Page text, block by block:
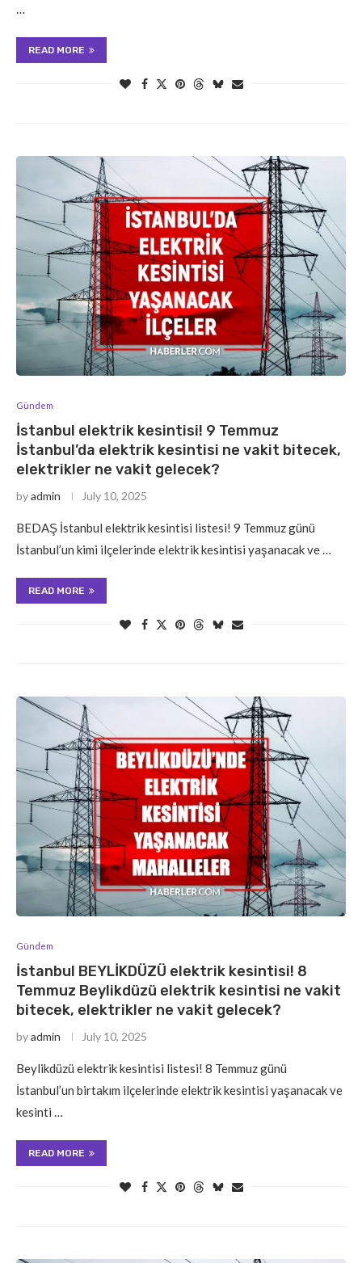
…
READ MORE
Gündem
İstanbul elektrik kesintisi! 9 Temmuz
İstanbul’da elektrik kesintisi ne vakit bitecek,
elektrikler ne vakit gelecek?
byadmin July 10, 2025
BEDAŞ İstanbul elektrik kesintisi listesi! 9 Temmuz günü
İstanbul’un kimi ilçelerinde elektrik kesintisi yaşanacak ve …
READ MORE
Gündem
İstanbul BEYLİKDÜZÜ elektrik kesintisi! 8
Temmuz Beylikdüzü elektrik kesintisi ne vakit
bitecek, elektrikler ne vakit gelecek?
byadmin July 10, 2025
Beylikdüzü elektrik kesintisi listesi! 8 Temmuz günü
İstanbul’un birtakım ilçelerinde elektrik kesintisi yaşanacak ve
kesinti …
READ MORE